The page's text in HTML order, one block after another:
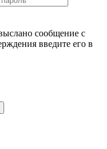
сообщение с
введите его в